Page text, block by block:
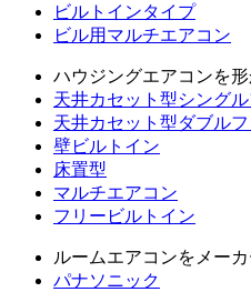
ビルトインタイプ
ビル用マルチエアコン
ハウジングエアコンを
天井カセット型シング
天井カセット型ダブル
壁ビルトイン
床置型
マルチエアコン
フリービルトイン
ルームエアコンをメー
パナソニック